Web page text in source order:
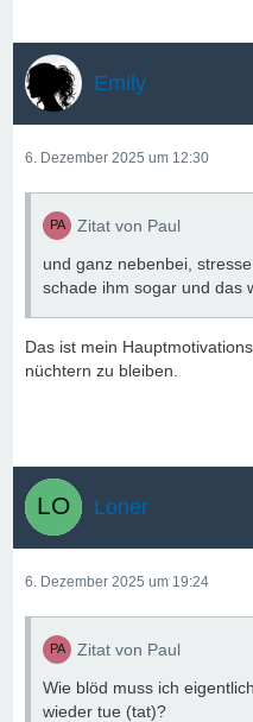
Emily
6. Dezember 2025 um 12:30
Zitat von Paul
und ganz nebenbei,
schade ihm sogar und das
Das ist mein
nüchtern zu bleiben.
Loner
6. Dezember 2025 um 19:24
Zitat von Paul
Wie blöd muss ich
wieder tue (tat)?